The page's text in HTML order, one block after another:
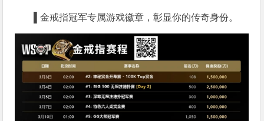
▌金戒指冠军专属游戏徽章，彰显你的传奇身份。